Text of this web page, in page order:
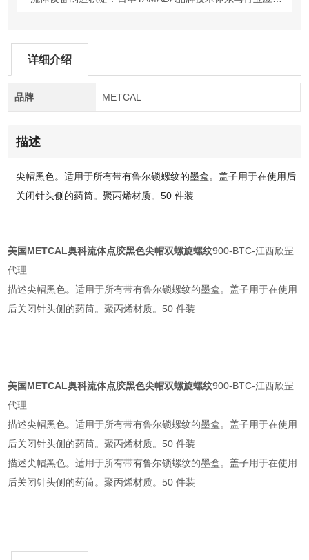
详细介绍
品牌 METCAL
描述
尖帽黑色。适用于所有带有鲁尔锁螺纹的墨盒。盖子用于在使用后
关闭针头侧的药筒。聚丙烯材质。50 件装
美国METCAL奥科流体点胶黑色尖帽双螺旋螺纹900-BTC-江西欣罡
代理
描述尖帽黑色。适用于所有带有鲁尔锁螺纹的墨盒。盖子用于在使用
后关闭针头侧的药筒。聚丙烯材质。50 件装
美国METCAL奥科流体点胶黑色尖帽双螺旋螺纹900-BTC-江西欣罡
代理
描述尖帽黑色。适用于所有带有鲁尔锁螺纹的墨盒。盖子用于在使用
后关闭针头侧的药筒。聚丙烯材质。50 件装
描述尖帽黑色。适用于所有带有鲁尔锁螺纹的墨盒。盖子用于在使用
后关闭针头侧的药筒。聚丙烯材质。50 件装